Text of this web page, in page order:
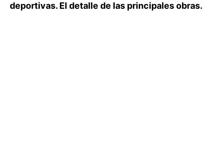
deportivas. El detalle de las principales obras.